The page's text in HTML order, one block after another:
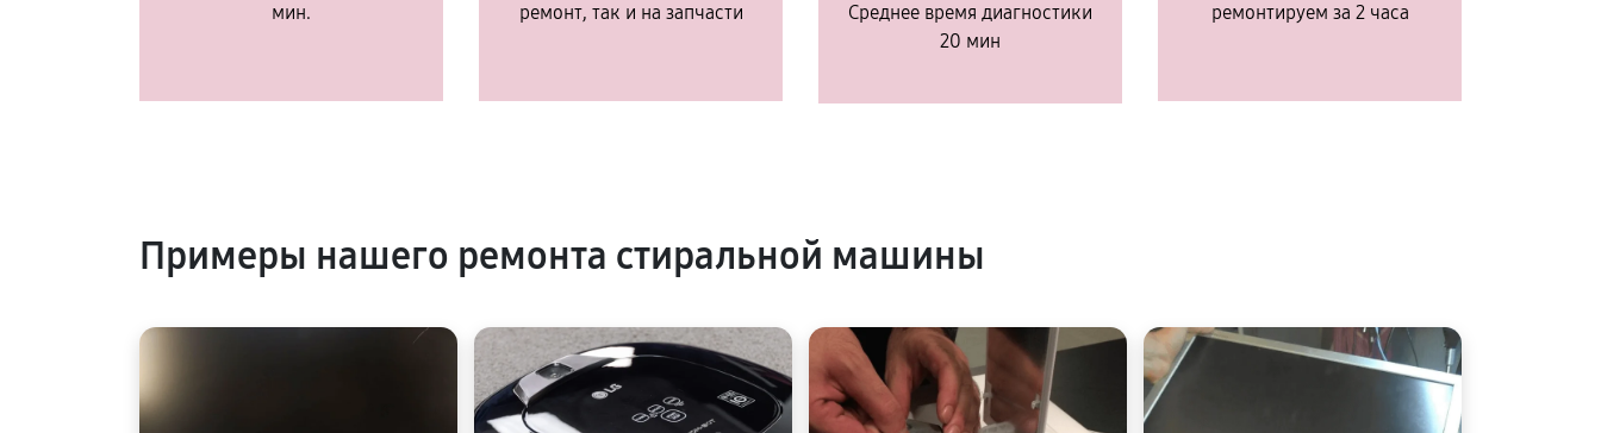
мин.
ремонт, так и на запчасти
Среднее время диагностики
20 мин
ремонтируем за 2 часа
Примеры нашего ремонта стиральной машины